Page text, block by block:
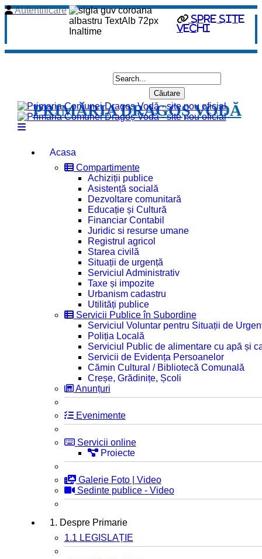
spre site
vechi
Autentificare
PRIMĂRIA DRAGOȘ VODĂ
Acasa
Compartimente
Achiziții publice
Asistență socială
Dezvoltare comunitară
Educație și Cultură
Financiar Contabil
Juridic si resurse umane
Registrul agricol
Starea civilă
Situații de urgență
Serviciul Administrativ
Taxe și impozite
Urbanism cadastru
Utilități publice
Servicii Publice în Subordine
Serviciul Voluntar pentru Situații de
Poliția Locală
Serviciul Public de alimentare cu apă și
Servicii de Evidența Persoanelor
Cămin Cultural / Bibliotecă Comunală
Creșe, Grădinițe, Școli
Anunțuri
Evenimente
Servicii online
Proiecte
Galerie Foto | Video
Sedinte publice - Video
1. Despre Primarie
1.1 LEGISLAȚIE